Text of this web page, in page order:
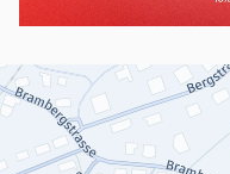
Soldes.